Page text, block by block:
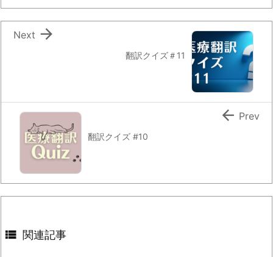
翻訳クイズ＃11

Next
翻訳クイズ #10
 Prev
 関連記事